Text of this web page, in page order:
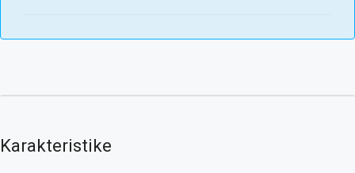
Karakteristike